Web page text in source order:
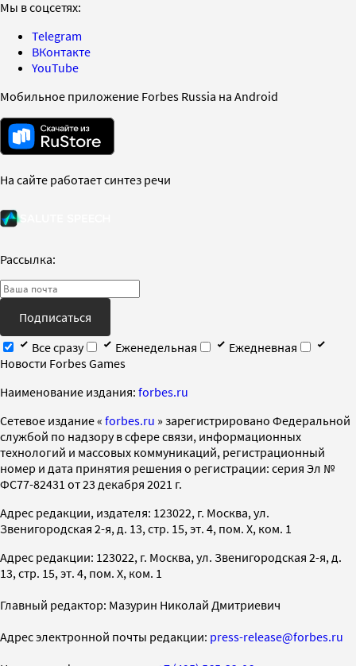
Мы в соцсетях:
Telegram
ВКонтакте
YouTube
Мобильное приложение Forbes Russia на Android
На сайте работает синтез речи
Рассылка:
Подписаться
Все сразу
Еженедельная
Ежедневная
Новости Forbes Games
Наименование издания: forbes.ru
Cетевое издание « forbes.ru » зарегистрировано Федеральной
службой по надзору в сфере связи, информационных
технологий и массовых коммуникаций, регистрационный
номер и дата принятия решения о регистрации: серия Эл №
ФС77-82431 от 23 декабря 2021 г.
Адрес редакции, издателя: 123022, г. Москва, ул.
Звенигородская 2-я, д. 13, стр. 15, эт. 4, пом. X, ком. 1
Адрес редакции: 123022, г. Москва, ул. Звенигородская 2-я, д.
13, стр. 15, эт. 4, пом. X, ком. 1
Главный редактор: Мазурин Николай Дмитриевич
Адрес электронной почты редакции: press-release@forbes.ru